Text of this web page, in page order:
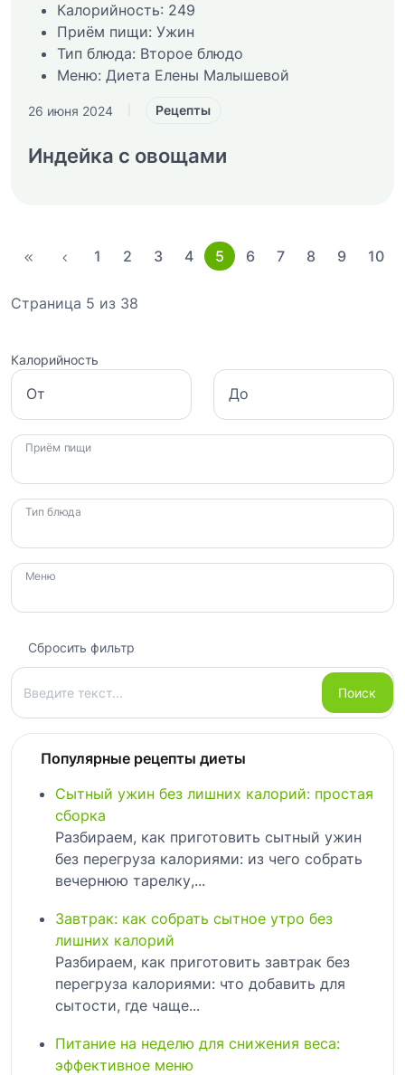
Калорийность: 249
Приём пищи: Ужин
Тип блюда: Второе блюдо
Меню: Диета Елены Малышевой
26 июня 2024 Рецепты
Индейка с овощами
1 2 3 4 5 6 7 8 9 10
Страница 5 из 38
Калорийность
От До
Приём пищи
Тип блюда
Меню
Сбросить фильтр
Поиск
Поиск
Популярные рецепты диеты
Сытный ужин без лишних калорий: простая
сборка
Разбираем, как приготовить сытный ужин
без перегруза калориями: из чего собрать
вечернюю тарелку,...
Завтрак: как собрать сытное утро без
лишних калорий
Разбираем, как приготовить завтрак без
перегруза калориями: что добавить для
сытости, где чаще...
Питание на неделю для снижения веса:
эффективное меню